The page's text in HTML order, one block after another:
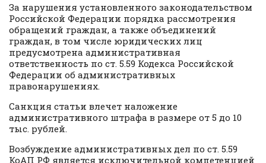
За нарушения установленного законодательством
Российской Федерации порядка рассмотрения
обращений граждан, а также объединений
граждан, в том числе юридических лиц
предусмотрена административная
ответственность по ст. 5.59 Кодекса Российской
Федерации об административных
правонарушениях.
Санкция статьи влечет наложение
административного штрафа в размере от 5 до 10
тыс. рублей.
Возбуждение административных дел по ст. 5.59
КоАП РФ является исключительной компетенцией